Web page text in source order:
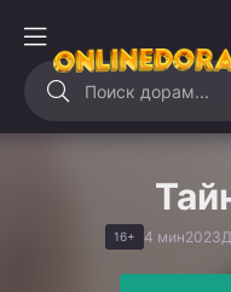
16+ 4 мин2023